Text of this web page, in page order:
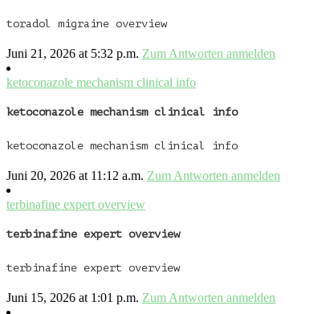
toradol migraine overview
Juni 21, 2026 at 5:32 p.m. Zum Antworten anmelden
ketoconazole mechanism clinical info
ketoconazole mechanism clinical info
ketoconazole mechanism clinical info
Juni 20, 2026 at 11:12 a.m. Zum Antworten anmelden
terbinafine expert overview
terbinafine expert overview
terbinafine expert overview
Juni 15, 2026 at 1:01 p.m. Zum Antworten anmelden